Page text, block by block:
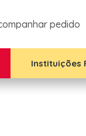
pedido
2
Premium
Integral 12 Unidades
Instituições